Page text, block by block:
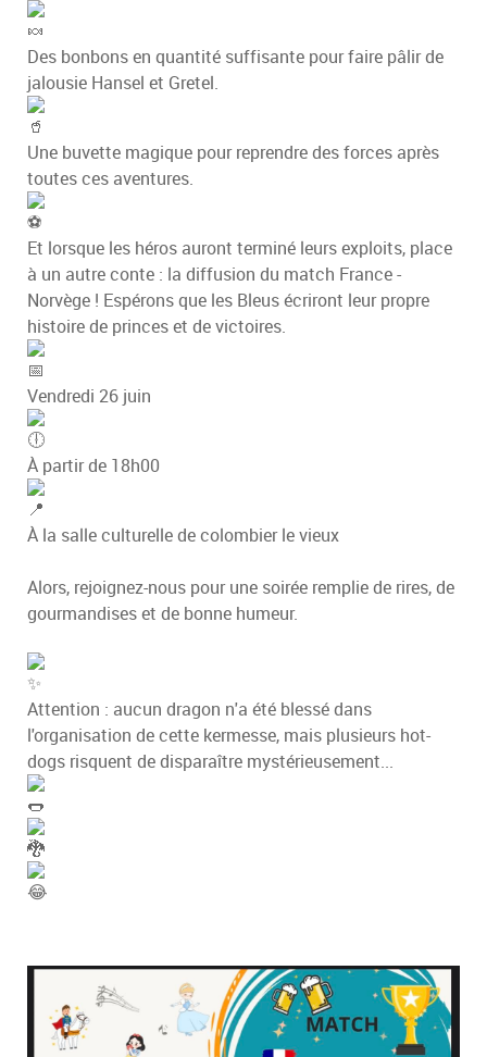
Des bonbons en quantité suffisante pour faire pâlir de
jalousie Hansel et Gretel.
Une buvette magique pour reprendre des forces après
toutes ces aventures.
Et lorsque les héros auront terminé leurs exploits, place
à un autre conte : la diffusion du match France -
Norvège ! Espérons que les Bleus écriront leur propre
histoire de princes et de victoires.
Vendredi 26 juin
À partir de 18h00
À la salle culturelle de colombier le vieux
Alors, rejoignez-nous pour une soirée remplie de rires, de
gourmandises et de bonne humeur.
Attention : aucun dragon n'a été blessé dans
l'organisation de cette kermesse, mais plusieurs hot-
dogs risquent de disparaître mystérieusement...